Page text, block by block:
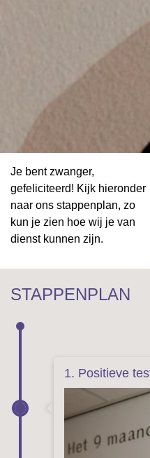
Je bent zwanger,
gefeliciteerd! Kijk hieronder
naar ons stappenplan, zo
kun je zien hoe wij je van
dienst kunnen zijn.
STAPPENPLAN
1. Positieve